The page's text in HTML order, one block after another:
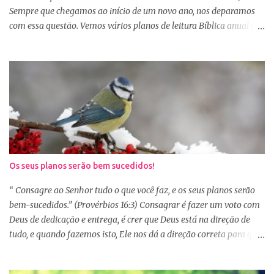
alegr...
Sempre que chegamos ao início de um novo ano, nos deparamos
com essa questão. Vemos vários planos de leitura Bíblica anual e
janeiro, principalmente as mulheres que muitas vezes recebem os
familiares em casa e precisam preparar várias coisas, ou então
aquela viagem de férias, e os dias se passaram e você não iniciou
sua leitura. E quando pegamos um plano de leitura Bíblica que
começa no dia primeiro de janeiro e percebemos que já estamos
no dia 20, desanimamos e acabamos deixando para o próximo
ano e assim vai... Outra situação que desanima é iniciar lendo
vários capítulos por dia, muitas até conseguem iniciar no dia
primeiro de janeiro, mas como não estão acostumas com a leitura
e também com a dificuldade de entendi...
Os seus planos serão bem sucedidos!
“ Consagre ao Senhor tudo o que você faz, e os seus planos serão
bem-sucedidos.” (Provérbios 16:3) Consagrar é fazer um voto com
Deus de dedicação e entrega, é crer que Deus está na direção de
tudo, e quando fazemos isto, Ele nos dá a direção correta para que